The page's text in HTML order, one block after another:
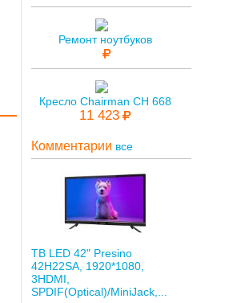
Ремонт ноутбуков
Кресло Chairman CH 668
11 423
Комментарии все
ТВ LED 42" Presino
42H22SA, 1920*1080,
3HDMI,
SPDIF(Optical)/MiniJack,...